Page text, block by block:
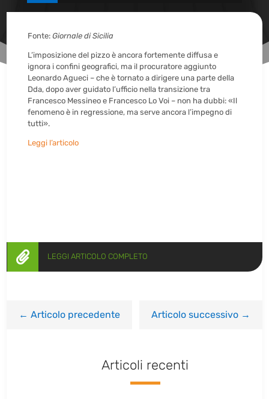
Fonte:Giornale di Sicilia
L’imposizione del pizzo è ancora fortemente diffusa e
ignora i confini geografici, ma il procuratore aggiunto
Leonardo Agueci – che è tornato a dirigere una parte della
Dda, dopo aver guidato l’ufficio nella transizione tra
Francesco Messineo e Francesco Lo Voi – non ha dubbi: «Il
fenomeno è in regressione, ma serve ancora l’impegno di
tutti».
Leggi l’articolo
 LEGGI ARTICOLO COMPLETO
←Articolo precedente Articolo successivo→
Articoli recenti